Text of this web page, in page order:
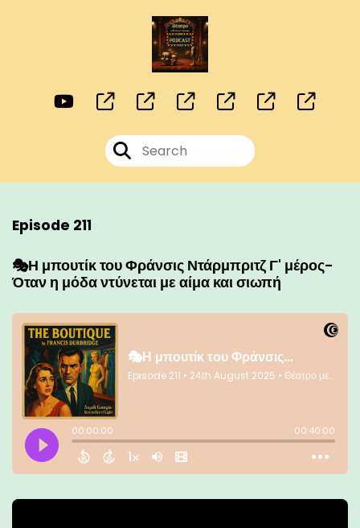
Episode 211
🎭Η μπουτίκ του Φράνσις Ντάρμπριτζ Γ' μέρος-
Όταν η μόδα ντύνεται με αίμα και σιωπή